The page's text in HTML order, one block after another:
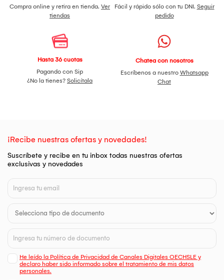
Compra online y retira en tienda. Ver
tiendas
Fácil y rápido sólo con tu DNI. Seguir
pedido
Hasta 36 cuotas
Pagando con Sip
¿No la tienes? Solicítala
Chatea con nosotros
Escríbenos a nuestro Whatsapp
Chat
¡Recibe nuestras ofertas y novedades!
Suscríbete y recibe en tu inbox todas nuestras ofertas
exclusivas y novedades
He leído la Política de Privacidad de Canales Digitales OECHSLE y
declaro haber sido informado sobre el tratamiento de mis datos
personales.